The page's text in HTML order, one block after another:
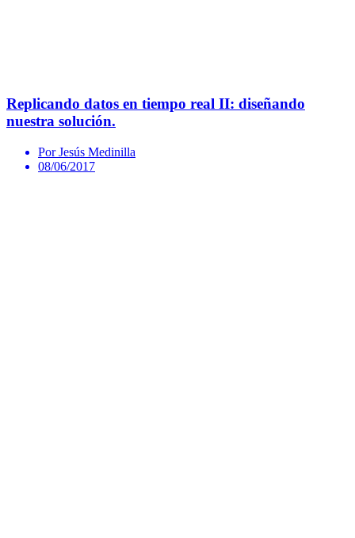
Replicando datos en tiempo real II: diseñando
nuestra solución.
Por Jesús Medinilla
08/06/2017